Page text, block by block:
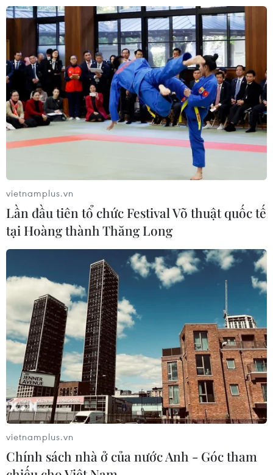
TIN CÙNG CHUYÊN MỤC
Ớt nhập khẩu từ Mexico khiến hàng
vietnamplus.vn
Lần đầu tiên tổ chức Festival Võ thuật quốc tế
tại Hoàng thành Thăng Long
vietnamplus.vn
Chính sách nhà ở của nước Anh - Góc tham